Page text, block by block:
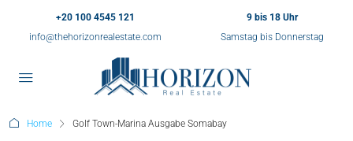
+20 100 4545 121
info@thehorizonrealestate.com
9 bis 18 Uhr
Samstag bis Donnerstag
Home Golf Town-Marina Ausgabe Somabay